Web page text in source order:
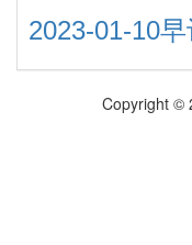
2023-01-10
Copyright ©